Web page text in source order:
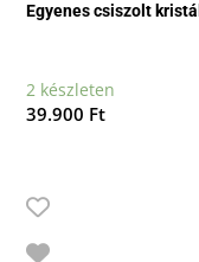
Egyenes csiszolt
2 készleten
39.900 Ft